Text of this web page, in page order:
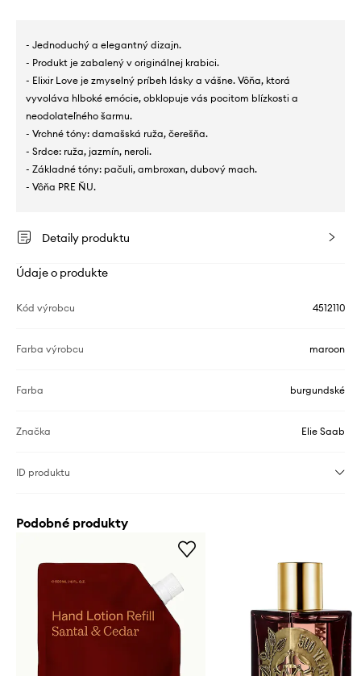
- Jednoduchý a elegantný dizajn.
- Produkt je zabalený v originálnej krabici.
- Elixir Love je zmyselný príbeh lásky a vášne. Vôňa, ktorá
vyvoláva hlboké emócie, obklopuje vás pocitom blízkosti a
neodolateľného šarmu.
- Vrchné tóny: damašská ruža, čerešňa.
- Srdce: ruža, jazmín, neroli.
- Základné tóny: pačuli, ambroxan, dubový mach.
- Vôňa PRE ŇU.
Detaily produktu
Údaje o produkte
Kód výrobcu 4512110
Farba výrobcu maroon
Farba burgundské
Značka Elie Saab
ID produktu
Podobné produkty